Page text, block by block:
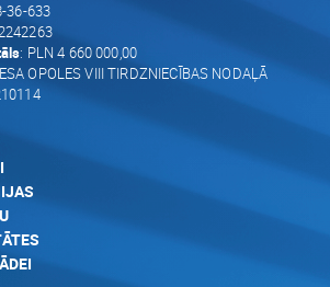
36-633
: PLN 4 660 000,00
OPOLES VIII TIRDZNIECĪBAS NODAĻĀ